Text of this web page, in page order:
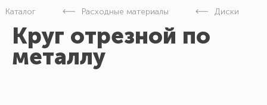
Каталог Расходные материалы Диски
Круг отрезной по
металлу